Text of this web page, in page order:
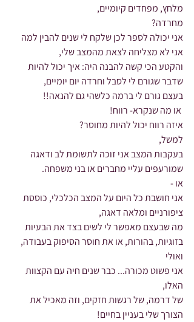
מלחץ, מפחדים קיומיים,
מחרדה?
אני יכולה לספר לכן שלקח לי שנים להבין למה
אני לא מצליחה לצאת מהמצב שלי,
והקטע הכי קשה להבנה היה: איך יכול להיות
שדבר שגורם לי לסבל וחרדה יום יומיים,
בעצם גורם לי ברמה כלשהי גם להנאה!!
או מה שנקרא- רווח!
איזה רווח יכול להיות מחוסר?
למשל,
בעקבות המצב אני זוכה לתשומת לב ודאגה
שמורעפים עליי מחברים או בני משפחה.
או -
אני חושבת כל היום על המצב הכלכלי, כוססת
ציפורניים ומלאה דאגה,
מה שבעצם מאפשר לי לשים בצד את הבעיות
בזוגיות, בהורות, או את חוסר הסיפוק בעבודה,
ואולי
אני פשוט מכורה... כבר שנים חיה עם הקצוות
האלו,
של דרמה, של רגשות חזקים, וזה מאכיל את
הצורך שלי בעניין בחיים!